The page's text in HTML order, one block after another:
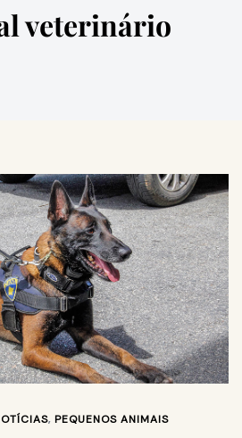
veterinário
, PEQUENOS ANIMAIS